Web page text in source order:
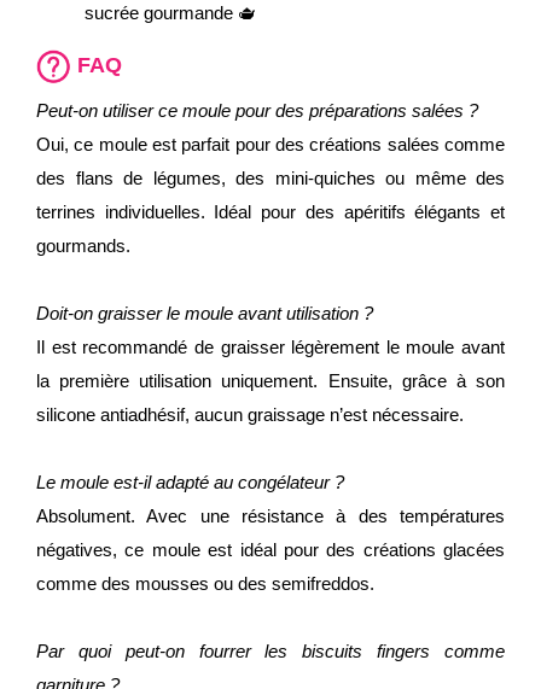
sucrée gourmande 🫖
FAQ
Peut-on utiliser ce moule pour des préparations salées ?
Oui, ce moule est parfait pour des créations salées comme
des flans de légumes, des mini-quiches ou même des
terrines individuelles. Idéal pour des apéritifs élégants et
gourmands.
Doit-on graisser le moule avant utilisation ?
Il est recommandé de graisser légèrement le moule avant
la première utilisation uniquement. Ensuite, grâce à son
silicone antiadhésif, aucun graissage n’est nécessaire.
Le moule est-il adapté au congélateur ?
Absolument. Avec une résistance à des températures
négatives, ce moule est idéal pour des créations glacées
comme des mousses ou des semifreddos.
Par quoi peut-on fourrer les biscuits fingers comme
garniture ?